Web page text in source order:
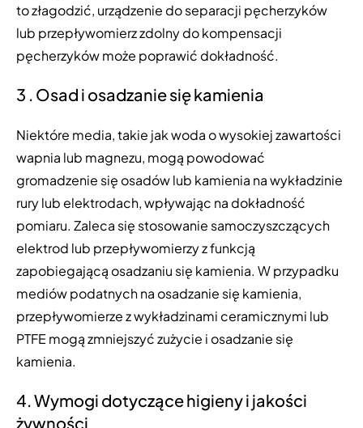
to złagodzić, urządzenie do separacji pęcherzyków
lub przepływomierz zdolny do kompensacji
pęcherzyków może poprawić dokładność.
3 . Osad i osadzanie się kamienia
Niektóre media, takie jak woda o wysokiej zawartości
wapnia lub magnezu, mogą powodować
gromadzenie się osadów lub kamienia na wykładzinie
rury lub elektrodach, wpływając na dokładność
pomiaru. Zaleca się stosowanie samoczyszczących
elektrod lub przepływomierzy z funkcją
zapobiegającą osadzaniu się kamienia. W przypadku
mediów podatnych na osadzanie się kamienia,
przepływomierze z wykładzinami ceramicznymi lub
PTFE mogą zmniejszyć zużycie i osadzanie się
kamienia.
4. Wymogi dotyczące higieny i jakości
żywności